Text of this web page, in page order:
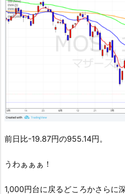
前日比-19.87円の955.14円。
うわぁぁぁ！
1,000円台に戻るどころかさらに